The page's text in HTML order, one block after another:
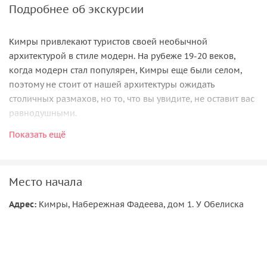
Подробнее об экскурсии
Кимры привлекают туристов своей необычной
архитектурой в стиле модерн. На рубеже 19-20 веков,
когда модерн стал популярен, Кимры еще были селом,
поэтому не стоит от нашей архитектуры ожидать
столичных размахов, но то, что вы увидите, не оставит вас
равнодушными.
Показать ещё
Место начала
Адрес: Кимры, Набережная Фадеева, дом 1. У Обелиска